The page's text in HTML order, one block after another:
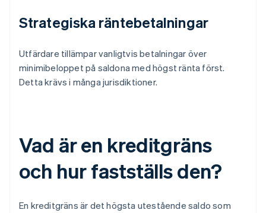
Strategiska räntebetalningar
Utfärdare tillämpar vanligtvis betalningar över
minimibeloppet på saldona med högst ränta först.
Detta krävs i många jurisdiktioner.
Vad är en kreditgräns
och hur fastställs den?
En kreditgräns är det högsta utestående saldo som